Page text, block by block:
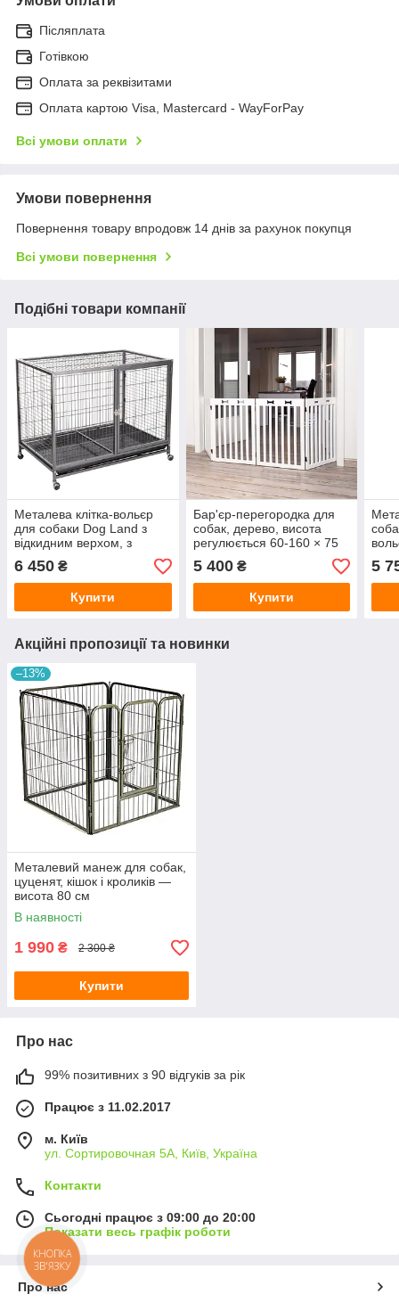
Післяплата
Готівкою
Оплата за реквізитами
Оплата картою Visa, Mastercard - WayForPay
Всі умови оплати
Умови повернення
Повернення товару впродовж 14 днів за рахунок покупця
Всі умови повернення
Подібні товари компанії
Металева клітка-вольєр
для собаки Dog Land з
відкидним верхом, з
піддоном
6 450 ₴
Купити
Бар'єр-перегородка для
собак, дерево, висота
регулюється 60-160 × 75
см
5 400₴
Купити
100
5
Акційні пропозиції та новинки
–13%
Металевий манеж для собак,
цуценят, кішок і кроликів —
висота 80 см
В наявності
1 990 ₴ 2 300 ₴
Купити
Про нас
99% позитивних з 90 відгуків за рік
Працює з 11.02.2017
м. Київ
ул. Сортировочная 5А, Київ, Україна
Контакти
Сьогодні працює з 09:00 до 20:00
Показати весь графік роботи
Про нас
КНОПКА
ЗВ'ЯЗКУ